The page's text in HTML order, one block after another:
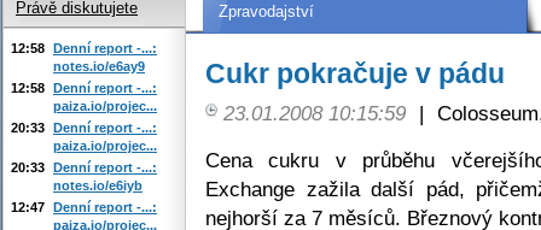
Zpravodajství
Cukr pokračuje v pádu
23.01.2008 10:15:59 |
Cena cukru v průběhu
Exchange zažila další pád,
nejhorší za 7 měsíců. Březnový
Právě diskutujete
12:58 Denní report -...:
notes.io/e6ay9
12:58 Denní report -...:
paiza.io/projec...
20:33 Denní report -...:
paiza.io/projec...
20:33 Denní report -...:
notes.io/e6iyb
12:47 Denní report -...:
paiza.io/projec...